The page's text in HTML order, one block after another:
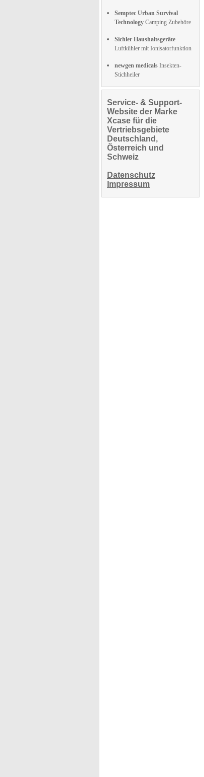
Semptec Urban Survival
Technology Camping Zubehöre
Sichler Haushaltsgeräte
Luftkühler mit Ionisatorfunktion
newgen medicals Insekten-
Stichheiler
Service- & Support-
Website der Marke
Xcase für die
Vertriebsgebiete
Deutschland,
Österreich und
Schweiz
Datenschutz
Impressum